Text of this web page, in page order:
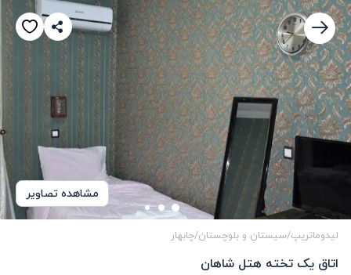
مشاهده تصاویر
لیدوماتریپ/سیستان و بلوچستان/چابهار
اتاق یک تخته هتل شاهان